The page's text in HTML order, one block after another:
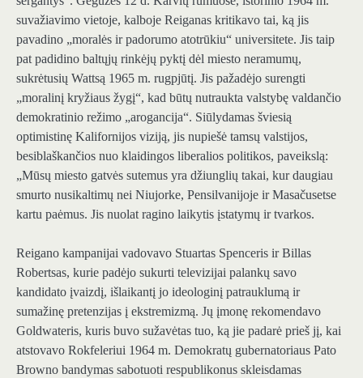
suvažiavimo vietoje, kalboje Reiganas kritikavo tai, ką jis
pavadino „moralės ir padorumo atotrūkiu“ universitete. Jis taip
pat padidino baltųjų rinkėjų pyktį dėl miesto neramumų,
sukrėtusių Wattsą 1965 m. rugpjūtį. Jis pažadėjo surengti
„moralinį kryžiaus žygį“, kad būtų nutraukta valstybę valdančio
demokratinio režimo „arogancija“. Siūlydamas šviesią
optimistinę Kalifornijos viziją, jis nupiešė tamsų valstijos,
besiblaškančios nuo klaidingos liberalios politikos, paveikslą:
„Mūsų miesto gatvės sutemus yra džiunglių takai, kur daugiau
smurto nusikaltimų nei Niujorke, Pensilvanijoje ir Masačusetse
kartu paėmus. Jis nuolat ragino laikytis įstatymų ir tvarkos.
Reigano kampanijai vadovavo Stuartas Spenceris ir Billas
Robertsas, kurie padėjo sukurti televizijai palankų savo
kandidato įvaizdį, išlaikantį jo ideologinį patrauklumą ir
sumažinę pretenzijas į ekstremizmą. Jų įmonę rekomendavo
Goldwateris, kuris buvo sužavėtas tuo, ką jie padarė prieš jį, kai
atstovavo Rokfeleriui 1964 m. Demokratų gubernatoriaus Pato
Browno bandymas sabotuoti respublikonus skleisdamas